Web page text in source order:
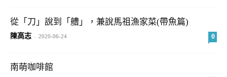
從「刀」說到「艚」，兼說馬祖漁家菜(帶魚篇)
陳高志 - 2020-06-24 0
南萌咖啡館